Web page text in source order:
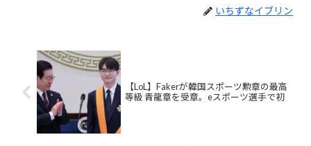
いちずなイブリン
【LoL】Fakerが韓国スポーツ勲章の最高
等級 青龍章を受章。eスポーツ選手で初